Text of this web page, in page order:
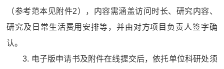
（参考范本见附件2），内容需涵盖访问时长、研究内容、
研究及日常生活费用安排等，并由对方项目负责人签字确
认。
3. 电子版申请书及附件在线提交后，依托单位科研处须